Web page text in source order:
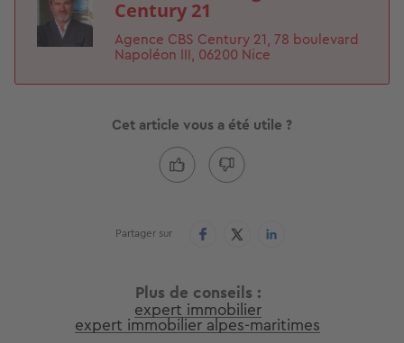
Century 21
Agence CBS Century 21, 78 boulevard
Napoléon III, 06200 Nice
Cet article vous a été utile ?
Partager sur
Plus de conseils
expert immobilier
expert immobilier alpes-maritimes